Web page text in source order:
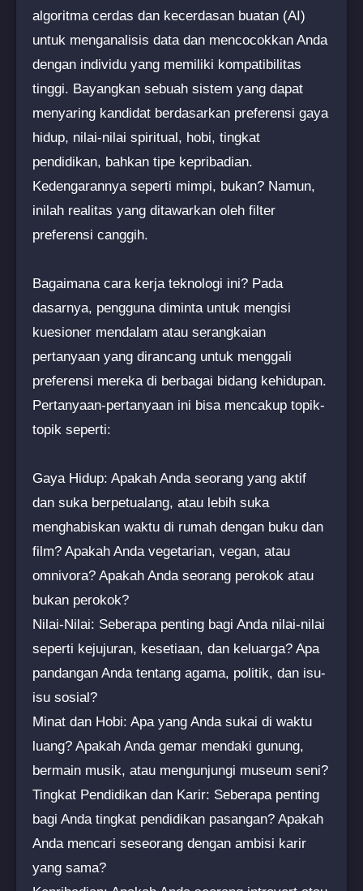
algoritma cerdas dan kecerdasan buatan (AI)
untuk menganalisis data dan mencocokkan Anda
dengan individu yang memiliki kompatibilitas
tinggi. Bayangkan sebuah sistem yang dapat
menyaring kandidat berdasarkan preferensi gaya
hidup, nilai-nilai spiritual, hobi, tingkat
pendidikan, bahkan tipe kepribadian.
Kedengarannya seperti mimpi, bukan? Namun,
inilah realitas yang ditawarkan oleh filter
preferensi canggih.
Bagaimana cara kerja teknologi ini? Pada
dasarnya, pengguna diminta untuk mengisi
kuesioner mendalam atau serangkaian
pertanyaan yang dirancang untuk menggali
preferensi mereka di berbagai bidang kehidupan.
Pertanyaan-pertanyaan ini bisa mencakup topik-
topik seperti:
Gaya Hidup: Apakah Anda seorang yang aktif
dan suka berpetualang, atau lebih suka
menghabiskan waktu di rumah dengan buku dan
film? Apakah Anda vegetarian, vegan, atau
omnivora? Apakah Anda seorang perokok atau
bukan perokok?
Nilai-Nilai: Seberapa penting bagi Anda nilai-nilai
seperti kejujuran, kesetiaan, dan keluarga? Apa
pandangan Anda tentang agama, politik, dan isu-
isu sosial?
Minat dan Hobi: Apa yang Anda sukai di waktu
luang? Apakah Anda gemar mendaki gunung,
bermain musik, atau mengunjungi museum seni?
Tingkat Pendidikan dan Karir: Seberapa penting
bagi Anda tingkat pendidikan pasangan? Apakah
Anda mencari seseorang dengan ambisi karir
yang sama?